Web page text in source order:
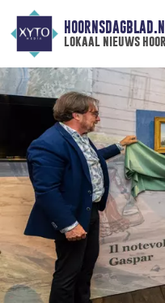
lokaal nieuws